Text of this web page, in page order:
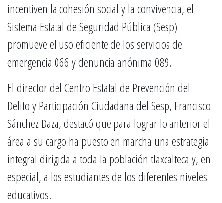
incentiven la cohesión social y la convivencia, el
Sistema Estatal de Seguridad Pública (Sesp)
promueve el uso eficiente de los servicios de
emergencia 066 y denuncia anónima 089.
El director del Centro Estatal de Prevención del
Delito y Participación Ciudadana del Sesp, Francisco
Sánchez Daza, destacó que para lograr lo anterior el
área a su cargo ha puesto en marcha una estrategia
integral dirigida a toda la población tlaxcalteca y, en
especial, a los estudiantes de los diferentes niveles
educativos.